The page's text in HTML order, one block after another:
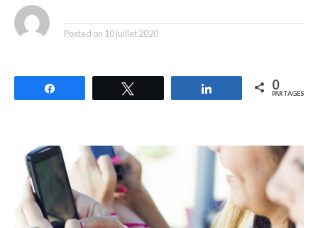
Posted on 10 juillet 2020
Partagez 0
PARTAGES